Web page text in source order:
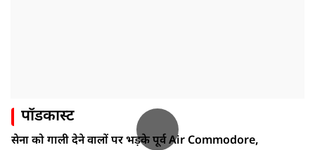
पॉडकास्ट
सेना को गाली देने वालों पर भड़के पूर्व Air Commodore,